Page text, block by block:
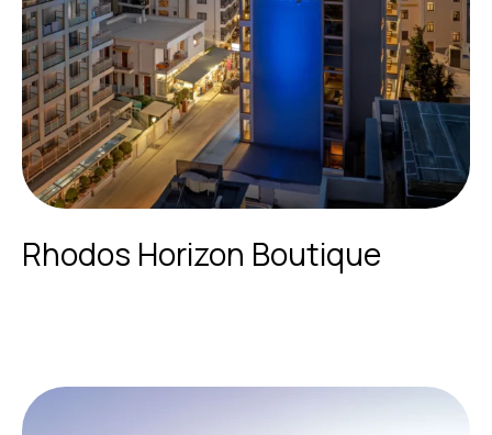
Rhodos Horizon Boutique